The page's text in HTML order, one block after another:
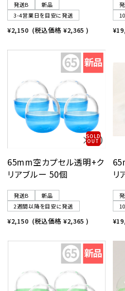
発送B
新品
3-4営業日を目安に発送
¥2,150 (税込価格 ¥2,365 )
SOLD
OUT
65mm空カプセル透明+ク
リアブルー 50個
発送B
新品
2週間以降を目安に発送
¥2,150 (税込価格 ¥2,365 )
リ